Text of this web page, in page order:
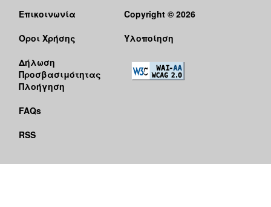
Επικοινωνία
Όροι Χρήσης
Δήλωση
Προσβασιμότητας
Πλοήγηση
FAQs
RSS
Copyright © 2026
Υλοποίηση